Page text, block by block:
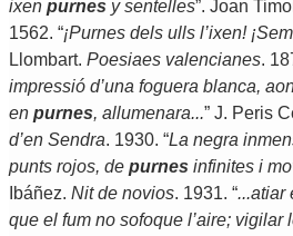
ixen purnes y sentelles”. Joan
1562. “¡Purnes dels ulls l’ixen!
Llombart. Poesiaes valencianes.
impressió d’una foguera blanca,
en purnes, allumenara...” J. Peris
d’en Sendra. 1930. “La negra
punts rojos, de purnes infinites i
Ibáñez. Nit de novios. 1931. “...atiar
que el fum no sofoque l’aire; vigilar